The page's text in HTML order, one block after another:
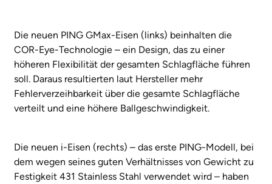
Die neuen PING GMax-Eisen (links) beinhalten die
COR-Eye-Technologie – ein Design, das zu einer
höheren Flexibilität der gesamten Schlagfläche führen
soll. Daraus resultierten laut Hersteller mehr
Fehlerverzeihbarkeit über die gesamte Schlagfläche
verteilt und eine höhere Ballgeschwindigkeit.
Die neuen i-Eisen (rechts) – das erste PING-Modell, bei
dem wegen seines guten Verhältnisses von Gewicht zu
Festigkeit 431 Stainless Stahl verwendet wird – haben